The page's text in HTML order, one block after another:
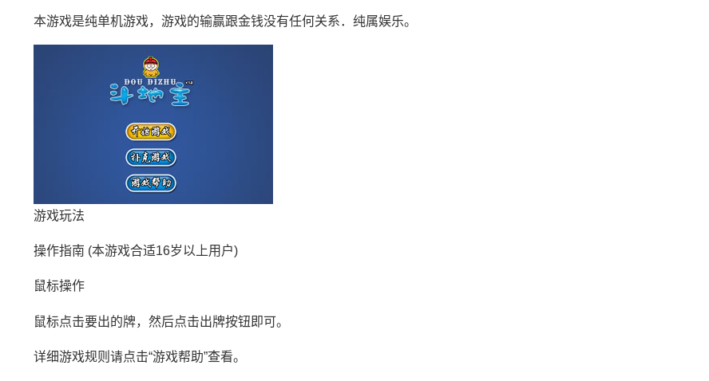
本游戏是纯单机游戏，游戏的输赢跟金钱没有任何关系．纯属娱乐。
游戏玩法
操作指南 (本游戏合适16岁以上用户)
鼠标操作
鼠标点击要出的牌，然后点击出牌按钮即可。
详细游戏规则请点击“游戏帮助”查看。